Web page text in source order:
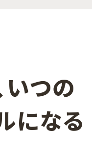
いつの​
に​なる